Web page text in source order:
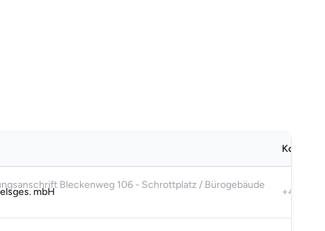
mbH
Bleckenweg 106 - Schrottplatz / Bürogebäude
+49